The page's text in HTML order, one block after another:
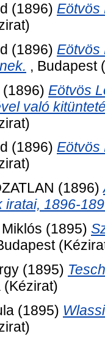
(1896) Eötvös
(1896) Eötvös
, Budapest
(1896) Eötvös
való
(1896) Eötvös
(1896)
iratai, 1896-
(1895)
(1895)
(Kézirat)
(1895)